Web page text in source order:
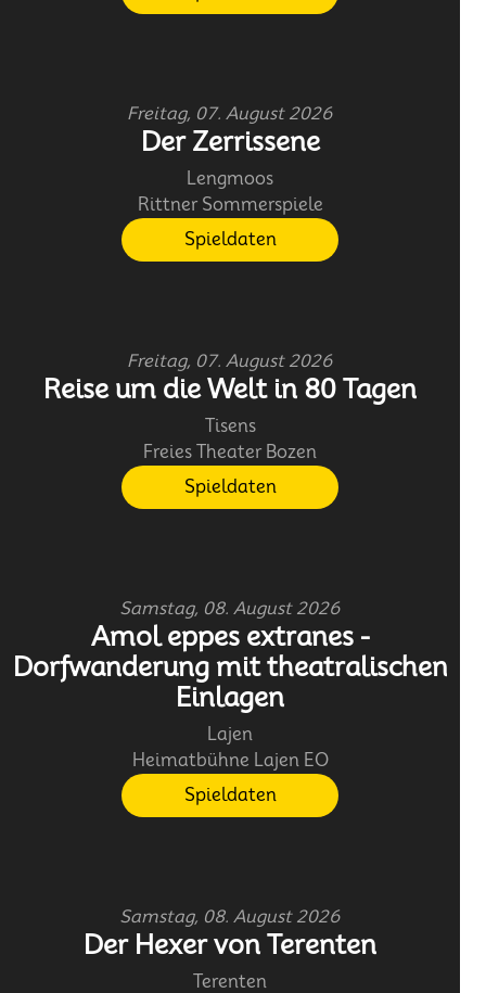
Freitag, 07. August 2026
Der Zerrissene
Lengmoos
Rittner Sommerspiele
Spieldaten
Freitag, 07. August 2026
Reise um die Welt in 80 Tagen
Tisens
Freies Theater Bozen
Spieldaten
Samstag, 08. August 2026
Amol eppes extranes -
Dorfwanderung mit theatralischen
Einlagen
Lajen
Heimatbühne Lajen EO
Spieldaten
Samstag, 08. August 2026
Der Hexer von Terenten
Terenten